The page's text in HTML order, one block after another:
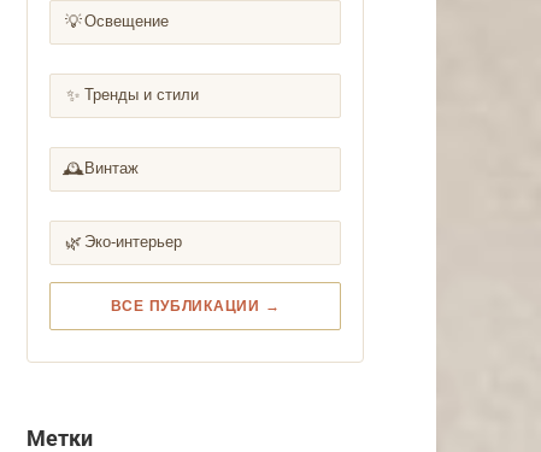
💡Освещение
✨ Тренды и стили
🕰️ Винтаж
🌿 Эко-интерьер
ВСЕ ПУБЛИКАЦИИ →
Метки